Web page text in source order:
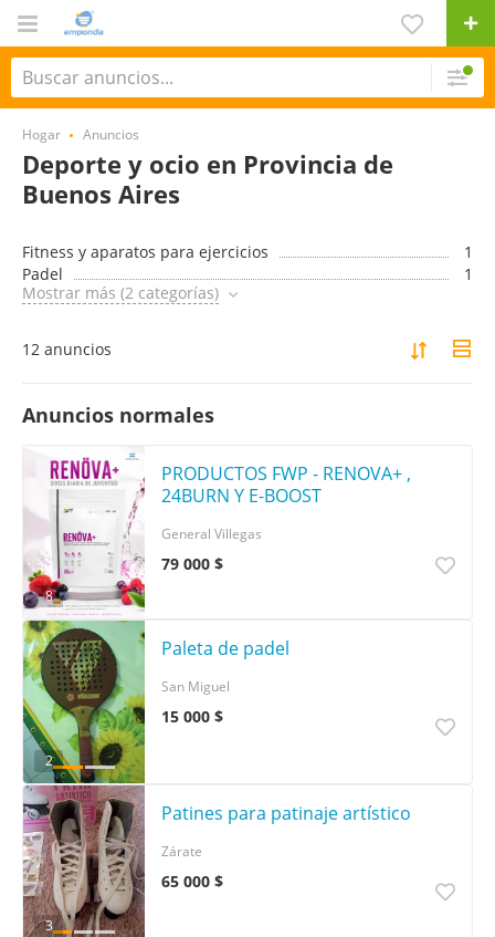
Hogar Anuncios
Deporte y ocio en Provincia de
Buenos Aires
Fitness y aparatos para ejercicios
1
Padel
1
Mostrar más (2 categorías)
12 anuncios
Anuncios normales
8
PRODUCTOS FWP - RENOVA+ ,
24BURN Y E-BOOST
79 000 $
General Villegas
2
Paleta de padel
15 000 $
San Miguel
3
Patines para patinaje artístico
65 000 $
Zárate